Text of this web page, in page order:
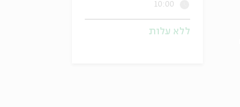
10:00
ללא עלות